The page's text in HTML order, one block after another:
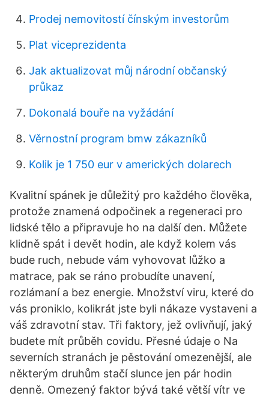
Prodej nemovitostí čínským investorům
Plat viceprezidenta
Jak aktualizovat můj národní občanský
průkaz
Dokonalá bouře na vyžádání
Věrnostní program bmw zákazníků
Kolik je 1 750 eur v amerických dolarech
Kvalitní spánek je důležitý pro každého člověka,
protože znamená odpočinek a regeneraci pro
lidské tělo a připravuje ho na další den. Můžete
klidně spát i devět hodin, ale když kolem vás
bude ruch, nebude vám vyhovovat lůžko a
matrace, pak se ráno probudíte unavení,
rozlámaní a bez energie. Množství viru, které do
vás proniklo, kolikrát jste byli nákaze vystaveni a
váš zdravotní stav. Tři faktory, jež ovlivňují, jaký
budete mít průběh covidu. Přesné údaje o Na
severních stranách je pěstování omezenější, ale
některým druhům stačí slunce jen pár hodin
denně. Omezený faktor bývá také větší vítr ve